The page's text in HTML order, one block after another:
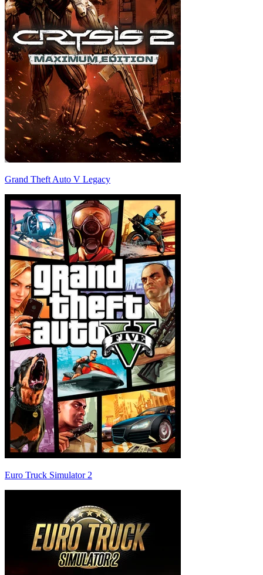
Grand Theft Auto V Legacy
Euro Truck Simulator 2